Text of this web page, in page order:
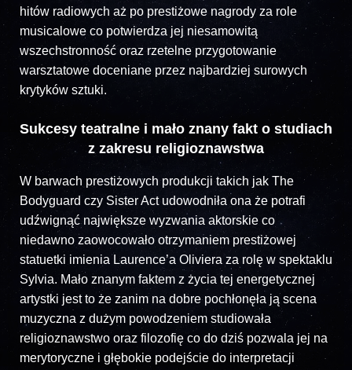
hitów radiowych aż po prestiżowe nagrody za role
musicalowe co potwierdza jej niesamowitą
wszechstronność oraz rzetelne przygotowanie
warsztatowe doceniane przez najbardziej surowych
krytyków sztuki.
Sukcesy teatralne i mało znany fakt o studiach
z zakresu religioznawstwa
W barwach prestiżowych produkcji takich jak The
Bodyguard czy Sister Act udowodniła ona że potrafi
udźwignąć największe wyzwania aktorskie co
niedawno zaowocowało otrzymaniem prestiżowej
statuetki imienia Laurence’a Oliviera za rolę w spektaklu
Sylvia. Mało znanym faktem z życia tej energetycznej
artystki jest to że zanim na dobre pochłonęła ją scena
muzyczna z dużym powodzeniem studiowała
religioznawstwo oraz filozofię co do dziś pozwala jej na
merytoryczne i głębokie podejście do interpretacji